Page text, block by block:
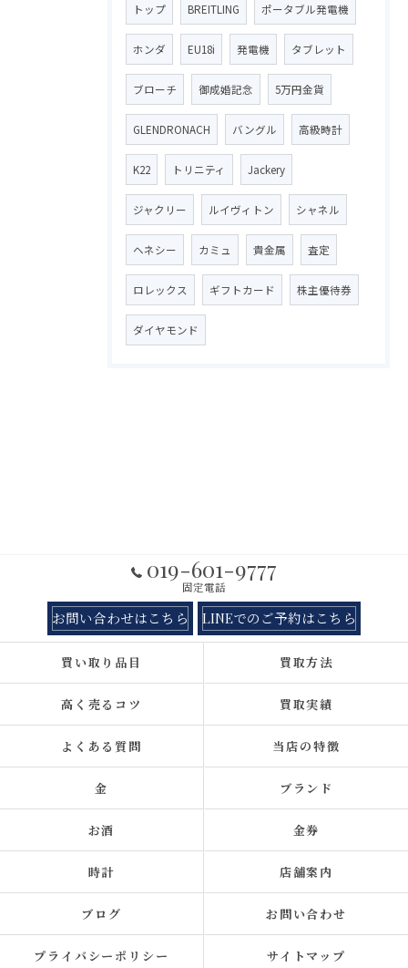
トップ BREITLING ポータブル発電機
ホンダ EU18i 発電機 タブレット
ブローチ 御成婚記念 5万円金貨
GLENDRONACH バングル 高級時計
K22 トリニティ Jackery
ジャクリー ルイヴィトン シャネル
ヘネシー カミュ 貴金属 査定
ロレックス ギフトカード 株主優待券
ダイヤモンド
019-601-9777
固定電話
お問い合わせはこちら LINEでのご予約はこちら
買い取り品目 買取方法
高く売るコツ 買取実績
よくある質問 当店の特徴
金 ブランド
お酒 金券
時計 店舗案内
ブログ お問い合わせ
プライバシーポリシー サイトマップ